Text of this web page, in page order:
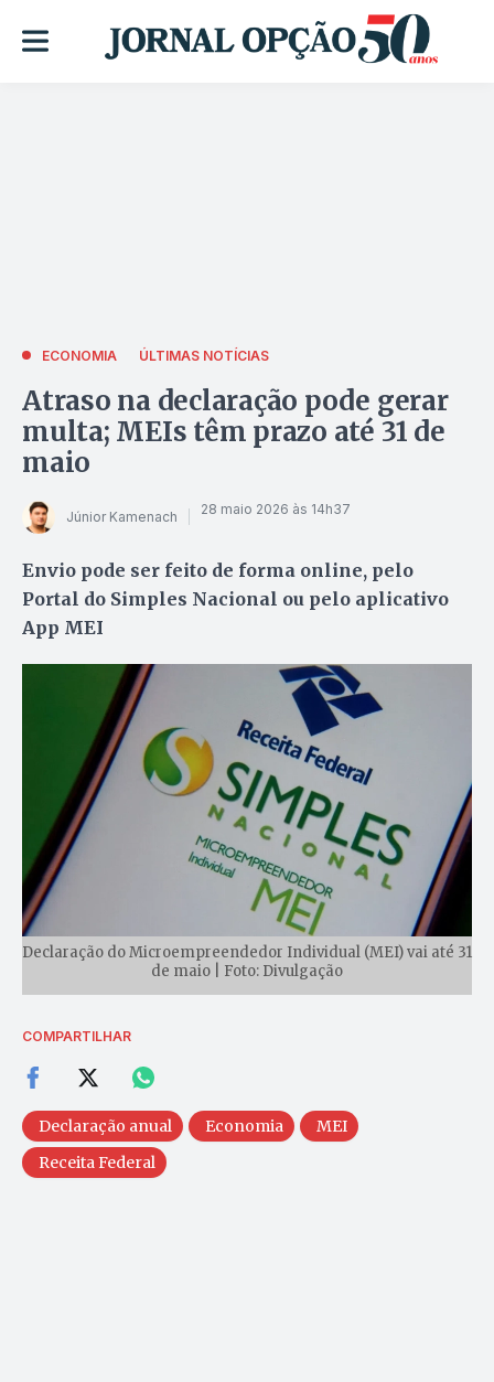
ECONOMIA ÚLTIMAS NOTÍCIAS
Atraso na declaração pode gerar
multa; MEIs têm prazo até 31 de
maio
Júnior Kamenach 28 maio 2026 às 14h37
Envio pode ser feito de forma online, pelo
Portal do Simples Nacional ou pelo aplicativo
App MEI
Declaração do Microempreendedor Individual (MEI) vai até 31
de maio | Foto: Divulgação
COMPARTILHAR
Declaração anual Economia
MEI
Receita Federal